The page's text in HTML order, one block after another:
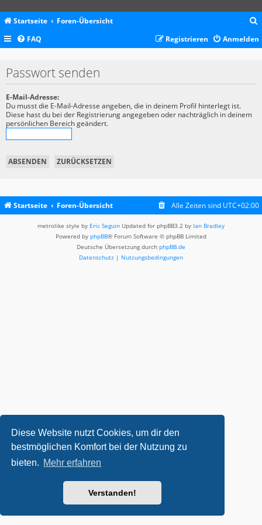
Diese Website nutzt Cookies, um dir den
bestmöglichen Komfort bei der Nutzung zu
bieten. Mehr erfahren
Verstanden!
Startseite Foren-Übersicht
c
FAQ Anmelden
Registrieren
Passwort senden
E-Mail-Adresse:
Du musst die E-Mail-Adresse angeben, die in deinem Profil hinterlegt ist.
Diese hast du bei der Registrierung angegeben oder nachträglich in deinem
persönlichen Bereich geändert.
Startseite Foren-Übersicht Alle Zeiten sind UTC+02:00
metrolike style by Eric Seguin Updated for phpBB3.2 by Ian Bradley
Powered by phpBB® Forum Software © phpBB Limited
Deutsche Übersetzung durch phpBB.de
Datenschutz | Nutzungsbedingungen